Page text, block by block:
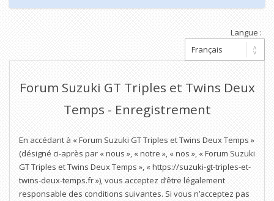
Langue :
Forum Suzuki GT Triples et Twins Deux
Temps - Enregistrement
En accédant à « Forum Suzuki GT Triples et Twins Deux Temps »
(désigné ci-après par « nous », « notre », « nos », « Forum Suzuki
GT Triples et Twins Deux Temps », « https://suzuki-gt-triples-et-
twins-deux-temps.fr »), vous acceptez d’être légalement
responsable des conditions suivantes. Si vous n’acceptez pas